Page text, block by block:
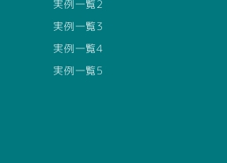
実例一覧2
実例一覧3
実例一覧4
実例一覧5